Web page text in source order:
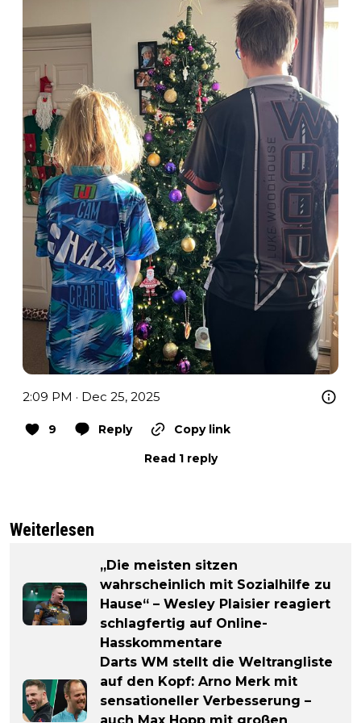
2:09 PM · Dec 25, 2025
9 Reply
Copy link
Read 1 reply
Weiterlesen
„Die meisten sitzen
wahrscheinlich mit Sozialhilfe zu
Hause“ – Wesley Plaisier reagiert
schlagfertig auf Online-
Hasskommentare
Darts WM stellt die Weltrangliste
auf den Kopf: Arno Merk mit
sensationeller Verbesserung –
auch Max Hopp mit großen